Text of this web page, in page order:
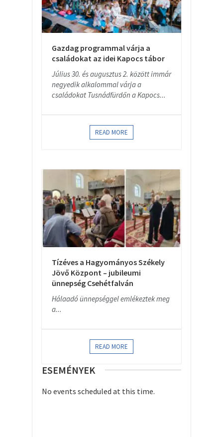
Gazdag programmal várja a
családokat az idei Kapocs tábor
Július 30. és augusztus 2. között immár
negyedik alkalommal várja a
családokat Tusnádfürdőn a Kapocs...
READ MORE
Tízéves a Hagyományos Székely
Jövő Központ – jubileumi
ünnepség Csehétfalván
Hálaadó ünnepséggel emlékeztek meg
a...
READ MORE
ESEMÉNYEK
No events scheduled at this time.